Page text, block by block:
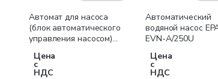
Автомат для насоса
(блок автоматического
управления насосом)
Цена
с
НДС
Автоматический
водяной насос
EVN-A/250U
Цена
с
НДС